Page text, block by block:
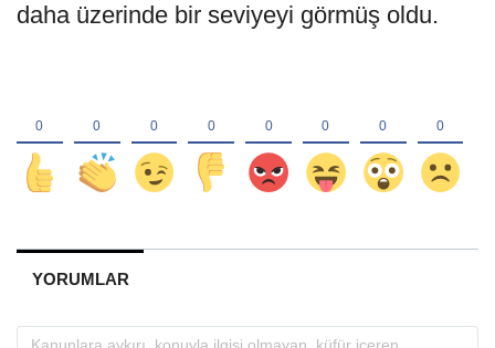
daha üzerinde bir seviyeyi görmüş oldu.
YORUMLAR